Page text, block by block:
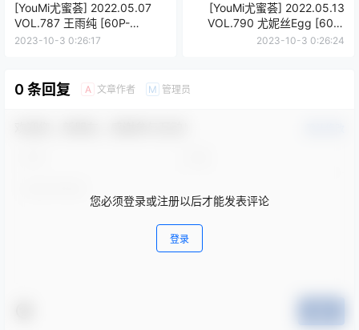
[YouMi尤蜜荟] 2022.05.07
VOL.787 王雨纯 [60P-
503MB]
2023-10-3 0:26:17
[YouMi尤蜜荟] 2022.05.13
VOL.790 尤妮丝Egg [60P-
506MB]
2023-10-3 0:26:24
0 条回复 A 文章作者 M 管理员
您必须登录或注册以后才能发表评论
登录